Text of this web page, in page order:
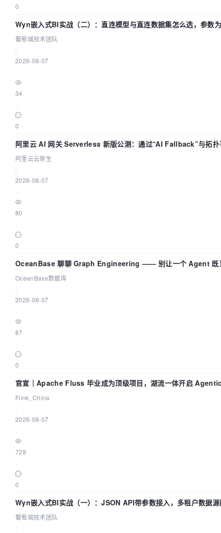
0
Wyn嵌入式BI实战（二）：直连模型与直连数据集怎么选，参数
效？| 葡萄城技术团队
葡萄城技术团队
2026-08-07
34
0
阿里云 AI 网关 Serverless 新版公测：通过“AI Fallback”与拓扑
AI 流量治理底座
阿里云云原生
2026-08-07
80
0
OceanBase 聊聊 Graph Engineering —— 别让一个 Agent 既
OceanBase数据库
2026-08-07
87
0
官宣｜Apache Fluss 毕业成为顶级项目，湖流一体开启
实时化时代
Flink_China
2026-08-07
729
0
Wyn嵌入式BI实战（一）：JSON API带参数接入，多租户数据
葡萄城技术团队
葡萄城技术团队